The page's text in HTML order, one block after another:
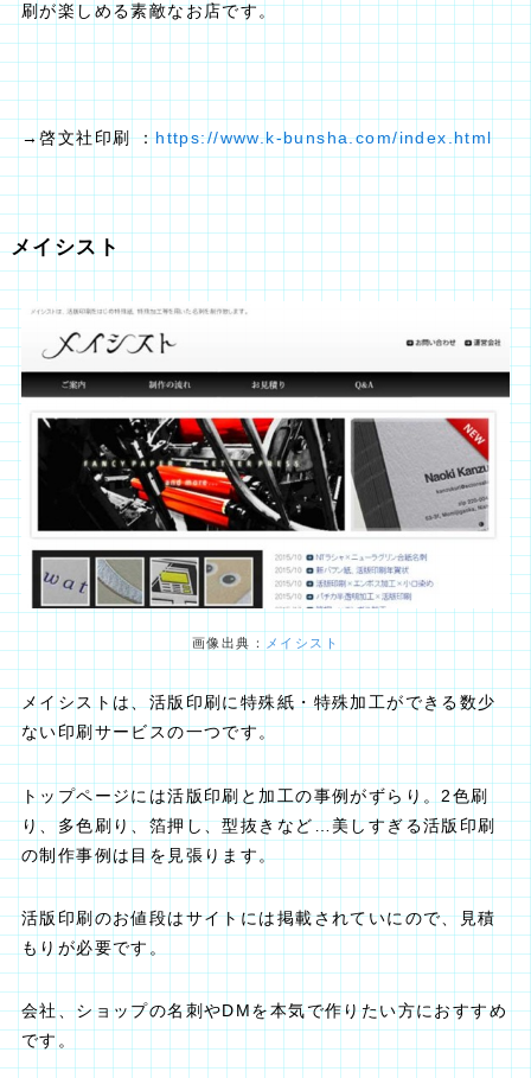
刷が楽しめる素敵なお店です。
→啓文社印刷 ：https://www.k-bunsha.com/index.html
メイシスト
画像出典： メイシスト
メイシストは、活版印刷に特殊紙・特殊加工ができる数少
ない印刷サービスの一つです。
トップページには活版印刷と加工の事例がずらり。2色刷
り、多色刷り、箔押し、型抜きなど…美しすぎる活版印刷
の制作事例は目を見張ります。
活版印刷のお値段はサイトには掲載されていにので、見積
もりが必要です。
会社、ショップの名刺やDMを本気で作りたい方におすすめ
です。